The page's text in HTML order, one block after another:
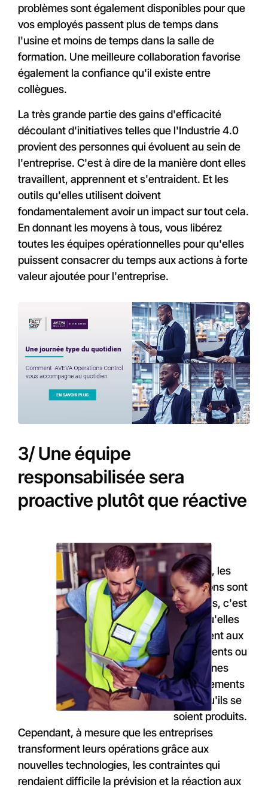
problèmes sont également disponibles pour que
vos employés passent plus de temps dans
l'usine et moins de temps dans la salle de
formation. Une meilleure collaboration favorise
également la confiance qu'il existe entre
collègues.
La très grande partie des gains d'efficacité
découlant d'initiatives telles que l'Industrie 4.0
provient des personnes qui évoluent au sein de
l'entreprise. C'est à dire de la manière dont elles
travaillent, apprennent et s'entraident. Et les
outils qu'elles utilisent doivent
fondamentalement avoir un impact sur tout cela.
En donnant les moyens à tous, vous libérez
toutes les équipes opérationnelles pour qu'elles
puissent consacrer du temps aux actions à forte
valeur ajoutée pour l'entreprise.
3/ Une équipe
responsabilisée sera
proactive plutôt que réactive
Le plus
souvent, les
opérations sont
réactives, c'est
à dire qu'elles
réagissent aux
événements ou
aux pannes
d'équipements
après qu'ils se
soient produits.
Cependant, à mesure que les entreprises
transforment leurs opérations grâce aux
nouvelles technologies, les contraintes qui
rendaient difficile la prévision et la réaction aux